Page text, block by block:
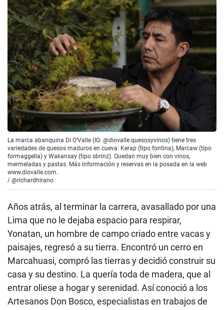
La marca abanquina Di O’Valle (IG: @diovalle.quesosyvinos) tiene tres
variedades de quesos maduros en cueva: Kerap (tipo fontina), Marcaw (tipo
formaggella) y Wakansay (tipo sbrinz). Quedan muy bien con vinos,
mermeladas y pastas. Más información y reservas en la posada en la web
www.diovalle.com.
/ @richardhirano
Años atrás, al terminar la carrera, avasallado por una
Lima que no le dejaba espacio para respirar,
Yonatan, un hombre de campo criado entre vacas y
paisajes, regresó a su tierra. Encontró un cerro en
Marcahuasi, compró las tierras y decidió construir su
casa y su destino. La quería toda de madera, que al
entrar oliese a hogar y serenidad. Así conoció a los
Artesanos Don Bosco, especialistas en trabajos de